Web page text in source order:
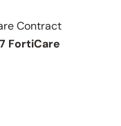
Contract
FortiCare